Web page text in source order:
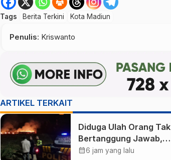
Tags Berita Terkini Kota Madiun
Penulis: Kriswanto
ARTIKEL TERKAIT
Diduga Ulah Orang Tak
Bertanggung Jawab,
Lahan Tebu Seluas 2
calendar_month6 jam yang lalu